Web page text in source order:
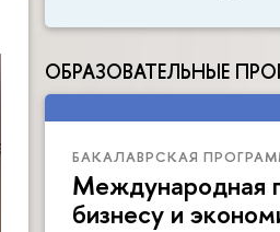
ОБРАЗОВАТЕЛЬНЫЕ
БАКАЛАВРСКАЯ
Международная
бизнесу и